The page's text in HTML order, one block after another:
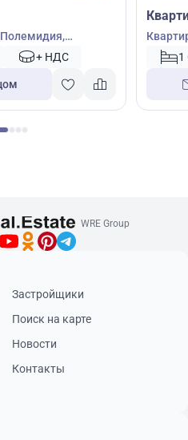
Полемидия,
+ НДС 1
WRE Group
Застройщики
Поиск на карте
Новости
Контакты